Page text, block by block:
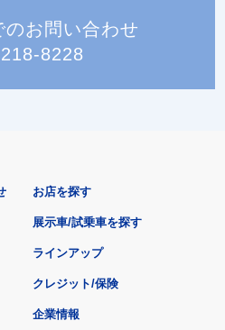
のお問い合わせ
8228
お店を探す
展示車/試乗車を探す
ラインアップ
クレジット/保険
企業情報